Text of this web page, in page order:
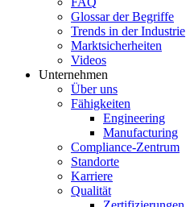
Glossar der Begriffe
Trends in der Industrie
Marktsicherheiten
Videos
Unternehmen
Über uns
Fähigkeiten
Engineering
Manufacturing
Compliance-Zentrum
Standorte
Karriere
Qualität